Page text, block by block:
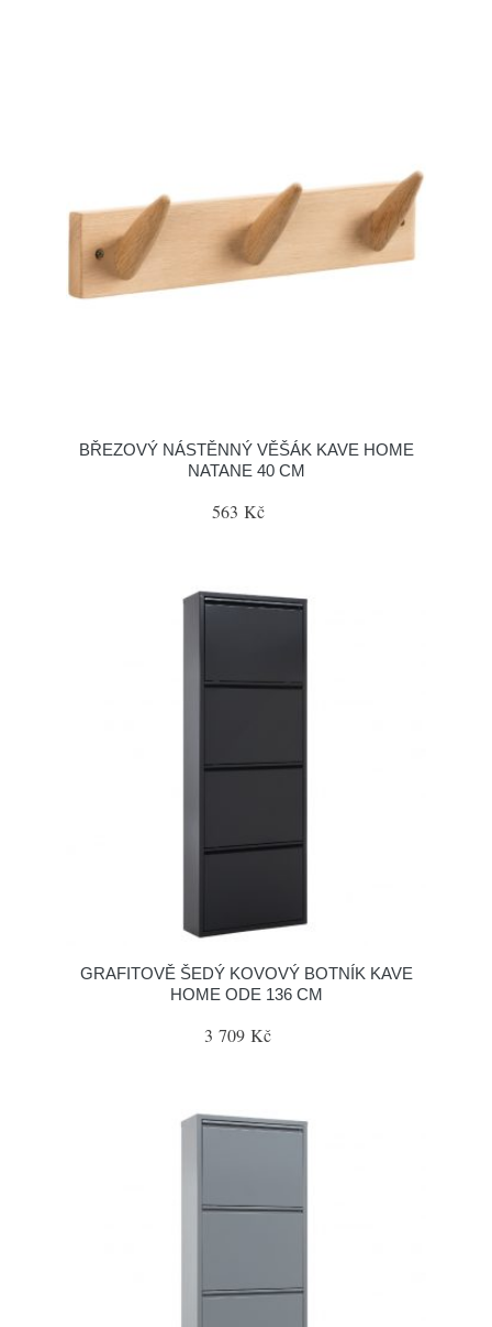
BŘEZOVÝ NÁSTĚNNÝ VĚŠÁK KAVE HOME
NATANE 40 CM
563 Kč
GRAFITOVĚ ŠEDÝ KOVOVÝ BOTNÍK KAVE
HOME ODE 136 CM
3 709 Kč